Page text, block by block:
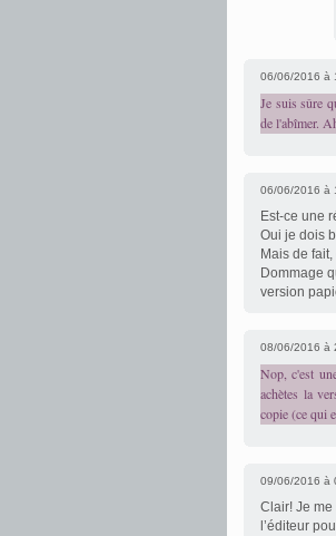
06/06/2016 à
Je suis sûre
de l'abîmer.
06/06/2016 à
Est-ce une
Oui je dois
Mais de
Dommage
version
08/06/2016 à
Nop, c'est
achètes la
copie (ce qui
09/06/2016 à
Clair! Je
l’éditeur